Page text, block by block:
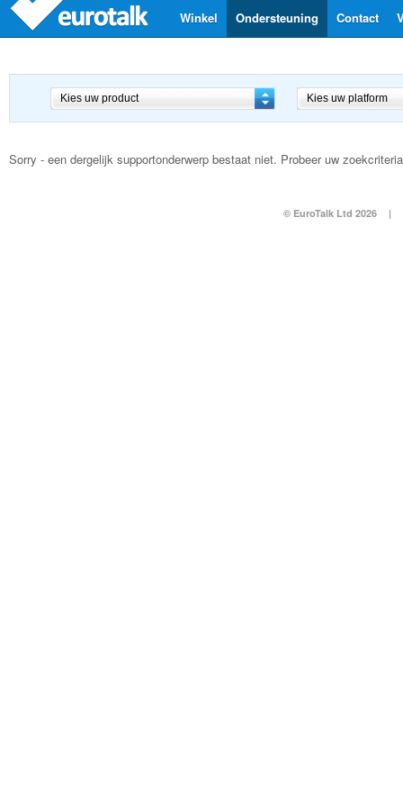
Contact
Ondersteuning
Winkel
Sorry - een dergelijk supportonderwerp bestaat niet. Probeer uw
© EuroTalk Ltd 2026 |